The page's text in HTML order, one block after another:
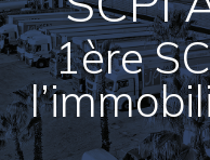
1ère